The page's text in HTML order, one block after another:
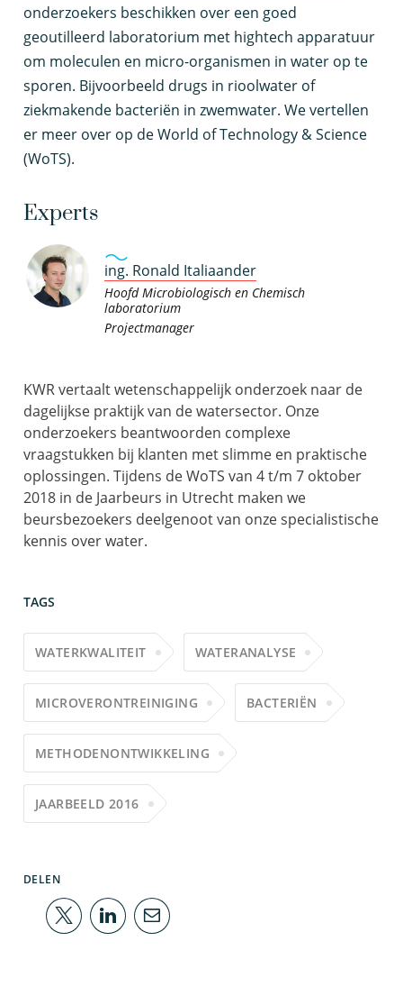
onderzoekers beschikken over een goed
geoutilleerd laboratorium met hightech apparatuur
om moleculen en micro-organismen in water op te
sporen. Bijvoorbeeld drugs in rioolwater of
ziekmakende bacteriën in zwemwater. We vertellen
er meer over op de World of Technology & Science
(WoTS).
Experts
ing. Ronald Italiaander
Hoofd Microbiologisch en Chemisch
laboratorium
Projectmanager
KWR vertaalt wetenschappelijk onderzoek naar de
dagelijkse praktijk van de watersector. Onze
onderzoekers beantwoorden complexe
vraagstukken bij klanten met slimme en praktische
oplossingen. Tijdens de WoTS van 4 t/m 7 oktober
2018 in de Jaarbeurs in Utrecht maken we
beursbezoekers deelgenoot van onze specialistische
kennis over water.
TAGS
WATERKWALITEIT WATERANALYSE
MICROVERONTREINIGING BACTERIËN
METHODENONTWIKKELING
JAARBEELD 2016
DELEN